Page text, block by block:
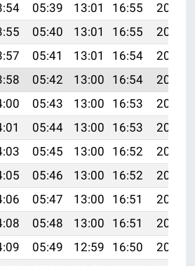
05:39 13:01 16:55
20:13
05:40 13:01 16:55
20:12
05:41 13:01 16:54
20:10
05:42 13:00 16:54
20:09
05:43 13:00 16:53
20:08
05:44 13:00 16:53
20:07
05:45 13:00 16:52
20:05
05:46 13:00 16:52
20:04
05:47 13:00 16:51
20:03
05:48 13:00 16:51
20:02
05:49 12:59 16:50
20:00